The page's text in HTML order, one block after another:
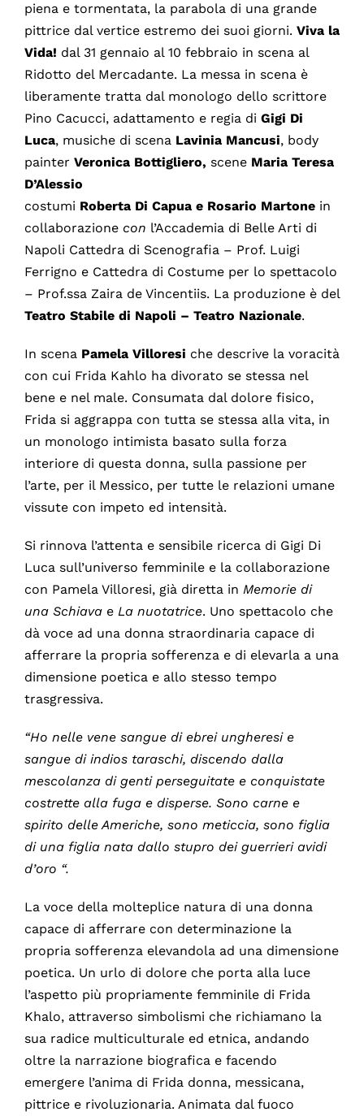
piena e tormentata, la parabola di una grande
pittrice dal vertice estremo dei suoi giorni. Viva la
Vida! dal 31 gennaio al 10 febbraio in scena al
Ridotto del Mercadante. La messa in scena è
liberamente tratta dal monologo dello scrittore
Pino Cacucci, adattamento e regia di Gigi Di
Luca, musiche di scena Lavinia Mancusi, body
painter Veronica Bottigliero, sceneMaria Teresa
D’Alessio
costumi Roberta Di Capua e Rosario Martonein
collaborazionecon l’Accademia di Belle Arti di
Napoli Cattedra di Scenografia – Prof. Luigi
Ferrigno e Cattedra di Costume per lo spettacolo
– Prof.ssa Zaira de Vincentiis. La produzione è del
Teatro Stabile di Napoli – Teatro Nazionale.
In scena Pamela Villoresi che descrive la voracità
con cui Frida Kahlo ha divorato se stessa nel
bene e nel male. Consumata dal dolore fisico,
Frida si aggrappa con tutta se stessa alla vita, in
un monologo intimista basato sulla forza
interiore di questa donna, sulla passione per
l’arte, per il Messico, per tutte le relazioni umane
vissute con impeto ed intensità.
Si rinnova l’attenta e sensibile ricerca di Gigi Di
Luca sull’universo femminile e la collaborazione
con Pamela Villoresi, già diretta in Memorie di
una Schiavae La nuotatrice. Uno spettacolo che
dà voce ad una donna straordinaria capace di
afferrare la propria sofferenza e di elevarla a una
dimensione poetica e allo stesso tempo
trasgressiva.
“Ho nelle vene sangue di ebrei ungheresi e
sangue di indios taraschi, discendo dalla
mescolanza di genti perseguitate e conquistate
costrette alla fuga e disperse. Sono carne e
spirito delle Americhe, sono meticcia, sono figlia
di una figlia nata dallo stupro dei guerrieri avidi
d’oro “.
La voce della molteplice natura di una donna
capace di afferrare con determinazione la
propria sofferenza elevandola ad una dimensione
poetica. Un urlo di dolore che porta alla luce
l’aspetto più propriamente femminile di Frida
Khalo, attraverso simbolismi che richiamano la
sua radice multiculturale ed etnica, andando
oltre la narrazione biografica e facendo
emergere l’anima di Frida donna, messicana,
pittrice e rivoluzionaria. Animata dal fuoco